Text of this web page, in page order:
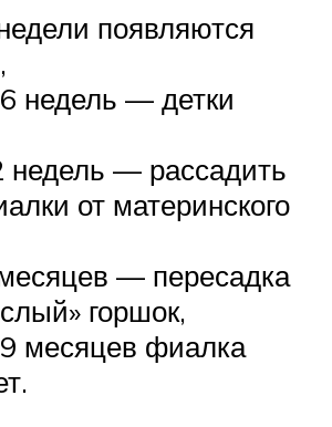
появляются
недель — детки
недель — рассадить
от материнского
— пересадка
горшок,
месяцев фиалка